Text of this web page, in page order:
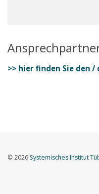
>> hier finden Sie den
© 2026 Systemisches Institut